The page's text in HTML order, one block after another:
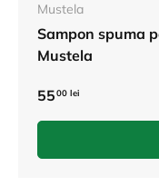
Mustela
Sampon spuma
Mustela
5500 lei